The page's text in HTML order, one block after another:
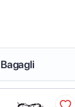
Bagagli